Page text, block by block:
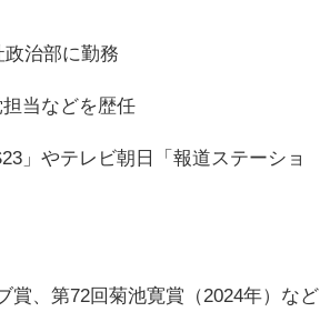
政治部に勤務
当などを歴任
」やテレビ朝日「報道ステーショ
賞、第72回菊池寛賞（2024年）など